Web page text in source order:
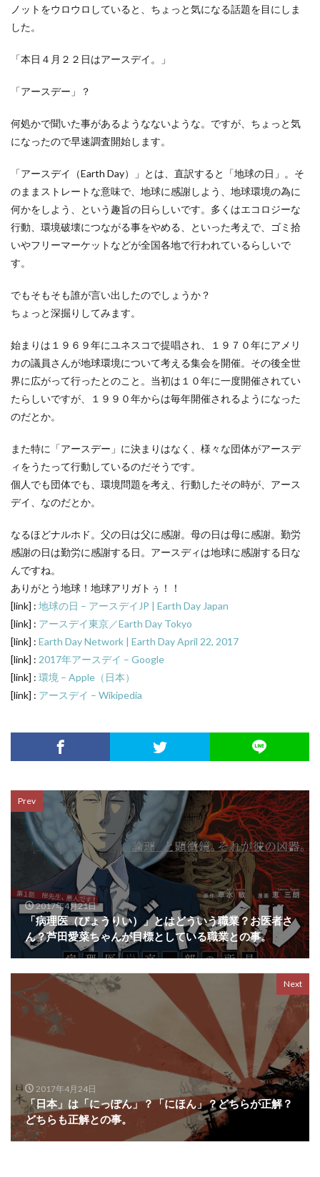
ノットをウロウロしていると、ちょっと気になる話題を目にしま
した。
「本日４月２２日はアースデイ。」
「アースデー」？
何処かで聞いた事があるようなないような。ですが、ちょっと気
になったので早速調査開始します。
「アースデイ（Earth Day）」とは、直訳すると「地球の日」。そ
のままストレートな意味で、地球に感謝しよう、地球環境の為に
何かをしよう、という趣旨の日らしいです。多くはエコロジーな
行動、環境破壊につながる事をやめる、といった考えで、ゴミ拾
いやフリーマーケットなどが全国各地で行われているらしいで
す。
でもそもそも誰が言い出したのでしょうか？
ちょっと深掘りしてみます。
始まりは１９６９年にユネスコで提唱され、１９７０年にアメリ
カの議員さんが地球環境について考える集会を開催。その後全世
界に広がって行ったとのこと。当初は１０年に一度開催されてい
たらしいですが、１９９０年からは毎年開催されるようになった
のだとか。
また特に「アースデー」に決まりはなく、様々な団体がアースデ
ィをうたって行動しているのだそうです。
個人でも団体でも、環境問題を考え、行動したその時が、アース
デイ、なのだとか。
なるほどナルホド。父の日は父に感謝。母の日は母に感謝。勤労
感謝の日は勤労に感謝する日。アースディは地球に感謝する日な
んですね。
ありがとう地球！地球アリガトぅ！！
[link] : 地球の日 – アースデイJP | Earth Day Japan
[link] : アースデイ東京／Earth Day Tokyo
[link] : Earth Day Network | Earth Day April 22, 2017
[link] : 2017年アースデイ – Google
[link] : 環境 – Apple（日本）
[link] : アースデイ – Wikipedia
Prev
2017年4月21日
「病理医（びょうりい）」とはどういう職業？お医者さ
ん？芦田愛菜ちゃんが目標としている職業との事。
Next
2017年4月24日
「日本」は「にっぽん」？「にほん」？どちらが正解？
どちらも正解との事。